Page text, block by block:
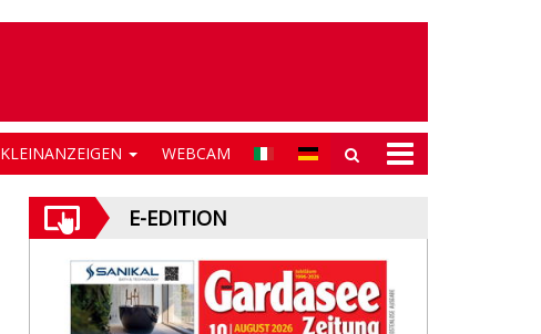
KLEINANZEIGEN WEBCAM
E-EDITION